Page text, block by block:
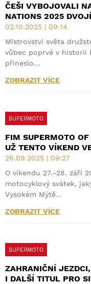
ČEŠI VYBOJOVALI
NATIONS 2025
02.10.2025 | 09:14
Mistrovství světa
vůbec poprvé v historii
přineslo…
ZOBRAZIT VÍCE
SUPERMOTO
FIM SUPERMOTO
UŽ TENTO VÍKEND
26.09.2025 | 09:27
O víkendu 27.–28. září
motocyklový svátek,
Vysokém Mýtě…
ZOBRAZIT VÍCE
SUPERMOTO
ZAHRANIČNÍ
I DALŠÍ TITUL PRO